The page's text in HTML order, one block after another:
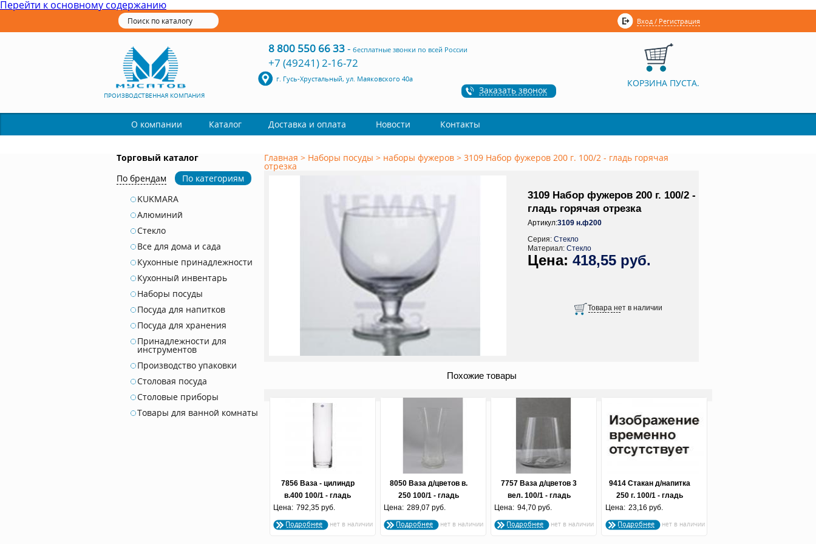
Перейти к основному содержанию
Вход / Регистрация
ПРОИЗВОДСТВЕННАЯ КОМПАНИЯ
8 800 550 66 33- бесплатные звонки по всей России
+7 (49241) 2-16-72
г. Гусь-Хрустальный, ул. Маяковского 40а
Заказать звонок
КОРЗИНА ПУСТА.
О компании Каталог Доставка и оплата Новости Контакты
Торговый каталог
По брендам
По категориям
KUKMARA
Алюминий
Стекло
Все для дома и сада
Кухонные принадлежности
Кухонный инвентарь
Наборы посуды
Посуда для напитков
Посуда для хранения
Принадлежности для
инструментов
Производство упаковки
Столовая посуда
Столовые приборы
Товары для ванной комнаты
Главная > Наборы посуды > наборы фужеров > 3109 Набор фужеров 200 г. 100/2 - гладь горячая
отрезка
3109 Набор фужеров 200 г. 100/2 -
гладь горячая отрезка
Артикул:3109 н.ф200
Серия: Стекло
Материал: Стекло
418,55 руб.
Похожие товары
7856 Ваза - цилиндр
в.400 100/1 - гладь
холодная отрезка (по 4
шт.)
Цена: 792,35 руб.
Подробнее
8050 Ваза д/цветов в.
250 100/1 - гладь
холодная отрезка (по 4
шт.)
Цена: 289,07 руб.
Подробнее
7757 Ваза д/цветов 3
вел. 100/1 - гладь
холодная отрезка
Цена: 94,70 руб.
Подробнее
9414 Стакан д/напитка
250 г. 100/1 - гладь
холодная отрезка
Цена: 23,16 руб.
Подробнее